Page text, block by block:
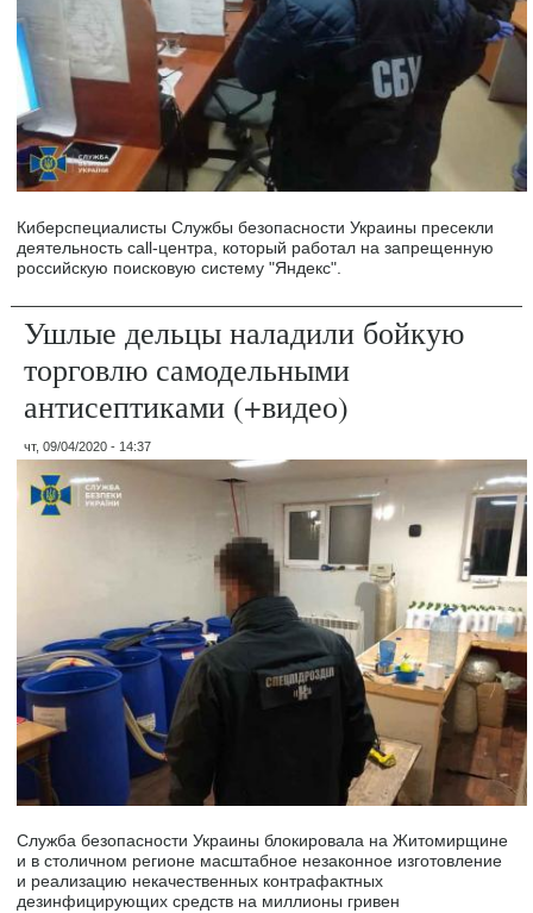
Киберспециалисты Службы безопасности Украины пресекли
деятельность call-центра, который работал на запрещенную
российскую поисковую систему "Яндекс".
Ушлые дельцы наладили бойкую
торговлю самодельными
антисептиками (+видео)
чт, 09/04/2020 - 14:37
Служба безопасности Украины блокировала на Житомирщине
и в столичном регионе масштабное незаконное изготовление
и реализацию некачественных контрафактных
дезинфицирующих средств на миллионы гривен